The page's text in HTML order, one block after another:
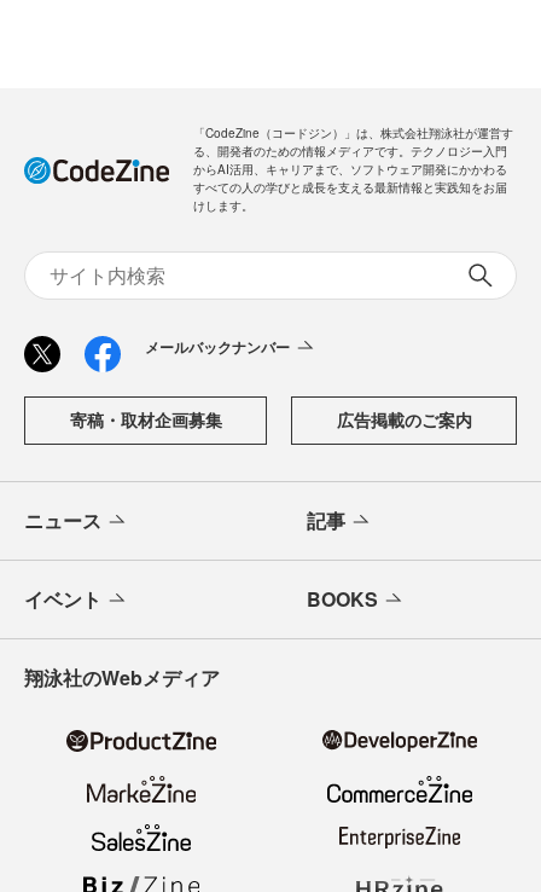
「CodeZine（コードジン）」は、株式会社翔泳社が運営す
る、開発者のための情報メディアです。テクノロジー入門
からAI活用、キャリアまで、ソフトウェア開発にかかわる
すべての人の学びと成長を支える最新情報と実践知をお届
けします。
メールバックナンバー
寄稿・取材企画募集 広告掲載のご案内
ニュース 記事
イベント BOOKS
翔泳社のWebメディア